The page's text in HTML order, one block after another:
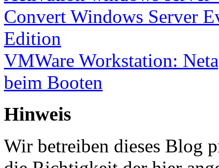
Convert Windows Server
Edition
VMWare Workstation:
beim Booten
Hinweis
Wir betreiben dieses Blog